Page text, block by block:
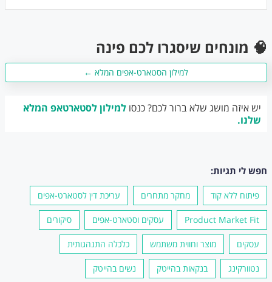
🧠 מונחים שיסגרו לכם פינה
למילון הסטארט-אפים המלא ←
יש איזה מושג שלא ברור לכם? כנסו למילון לסטארטאפ המלא
שלנו.
חפש לי תגיות:
פיתוח ללא קוד מחקר מתחרים עריכת דין לסטארט-אפים
Product Market Fit עסקים וסטארט-אפים סיקורים
עסקים מוצר וחווית משתמש כלכלה התנהגותית
נטוורקינג בנקאות בהייטק נשים בהייטק